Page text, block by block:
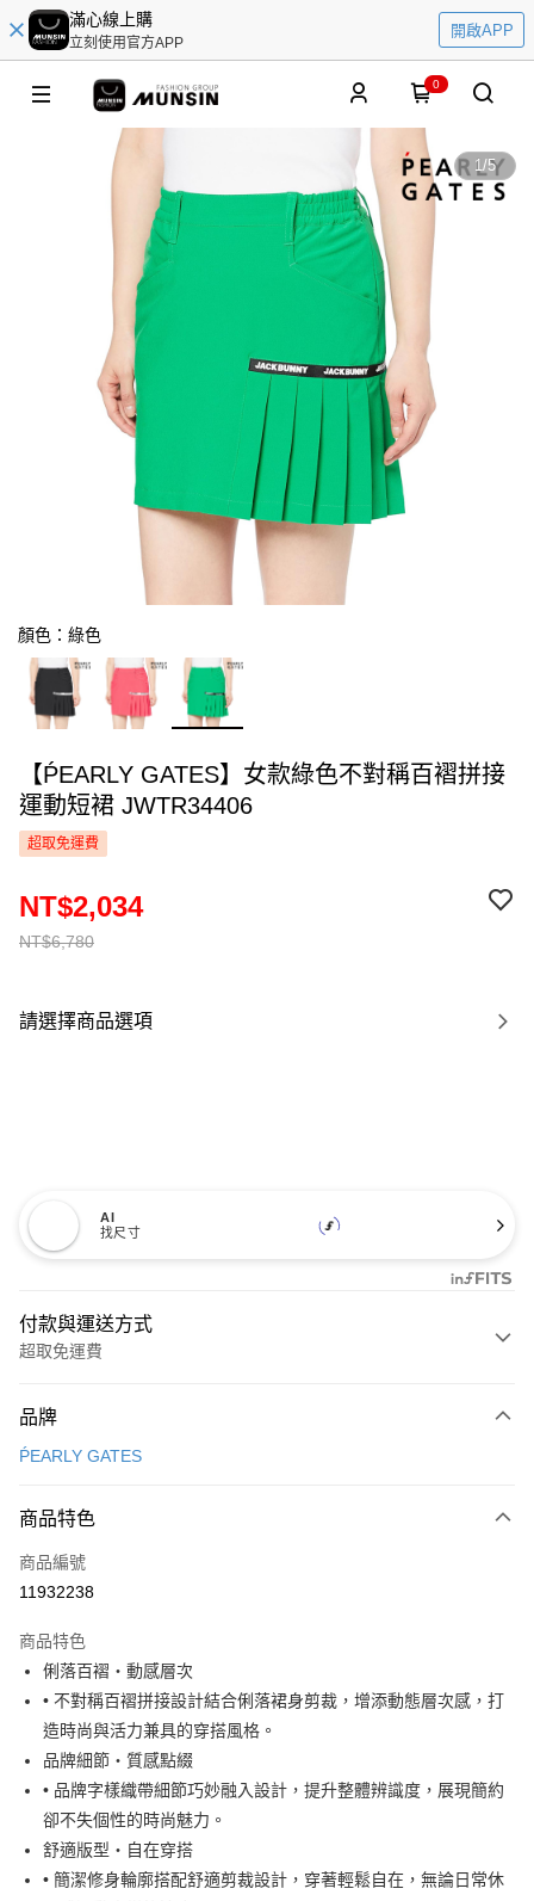
滿心線上購
立刻使用官方APP
開啟APP
0
1/5
顏色：綠色
【ṔEARLY GATES】女款綠色不對稱百褶拼接
運動短裙 JWTR34406
超取免運費
NT$6,780
NT$2,034
請選擇商品選項
AI
找尺寸
付款與運送方式
超取免運費
信用卡一次付款
LINE Pay
Apple Pay
悠遊付
大哥付你分期
相關說明
【大哥付你分期使用說明】
1.本服務由台灣大哥大提供，台灣大哥大用戶可立即使用無須另外申請。
2.付款方式選擇「大哥付你分期」，訂單成立後會自動跳轉到大哥付的交易
流程，驗證手機門號後，選擇欲分期的期數、繳款截止日，確認付款後即完
成交易。
3.實際核准額度、可分期數及費用金額請依後續交易確認頁面所載為準。
4.訂單成立30分鐘內，如未前往確認交易或遇審核未通過，訂單將自動取
AFTEE先享後付
相關說明
【關於「AFTEE先享後付」】
AFTEE先享後付是「在收到商品之後才付款」的支付方式。 讓您購物簡單
便利好安心！
１．簡單：不需註冊會員、不需綁卡、不需儲值。
ATM付款
品牌
ṔEARLY GATES
商品特色
商品編號
11932238
商品特色
俐落百褶・動感層次
• 不對稱百褶拼接設計結合俐落裙身剪裁，增添動態層次感，打
造時尚與活力兼具的穿搭風格。
品牌細節・質感點綴
• 品牌字樣織帶細節巧妙融入設計，提升整體辨識度，展現簡約
卻不失個性的時尚魅力。
舒適版型・自在穿搭
• 簡潔修身輪廓搭配舒適剪裁設計，穿著輕鬆自在，無論日常休